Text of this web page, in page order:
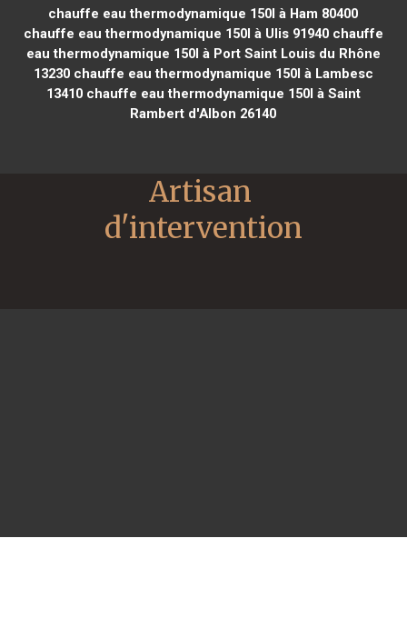
chauffe eau thermodynamique 150l à Ham 80400
chauffe eau thermodynamique 150l à Ulis 91940chauffe
eau thermodynamique 150l à Port Saint Louis du Rhône
13230chauffe eau thermodynamique 150l à Lambesc
13410chauffe eau thermodynamique 150l à Saint
Rambert d'Albon 26140
Artisan
d'intervention